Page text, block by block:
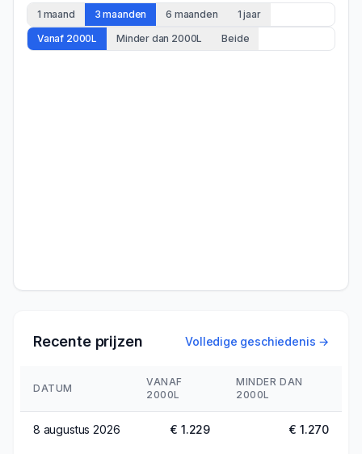
1 maand 3 maanden 6 maanden
1 jaar
Vanaf 2000L
Minder dan 2000L Beide
Recente prijzen Volledige geschiedenis →
DATUM
VANAF
2000L
MINDER DAN
2000L
8 augustus 2026 € 1.229 € 1.270